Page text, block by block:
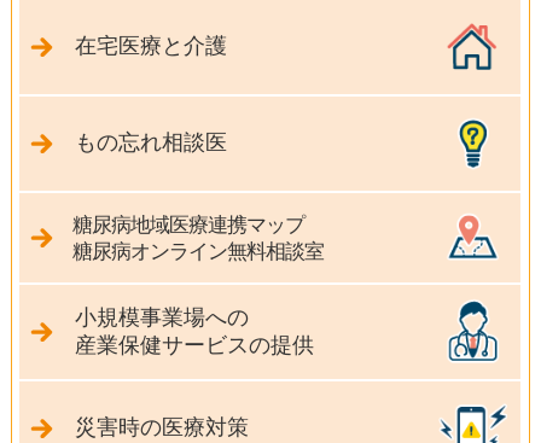
在宅医療と介護
もの忘れ相談医
糖尿病地域医療連携マップ
糖尿病オンライン無料相談室
小規模事業場への
産業保健サービスの提供
災害時の医療対策